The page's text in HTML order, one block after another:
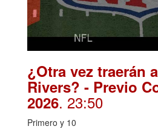
¿Otra vez traerán
Rivers? - Previo
2026. 23:50
Primero y 10